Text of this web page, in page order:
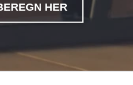
HER